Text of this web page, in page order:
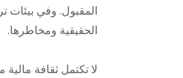
المقبول. وفي بيئات
الحقيقية ومخاطرها.
لا تكتمل ثقافة